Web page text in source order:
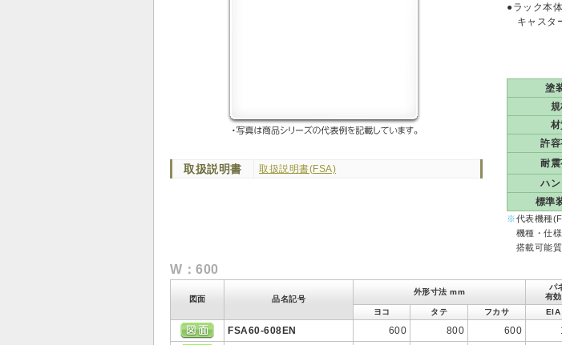
取扱説明書 取扱説明書(FSA)
●ラック本
キャスタ
塗
許
耐
ハ
標準
※代表機種
機種・仕様
搭載可能質
W：600
図面 品名記号
外形寸法 mm
パ
有
ヨコ
タテ フカサ EIA
FSA60-608EN 600 800 600